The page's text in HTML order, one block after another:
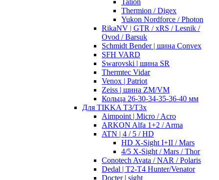
Talion
Thermion / Digex
Yukon Nordforce / Photon
RikaNV | GTR / xRS / Lesnik /
Ovod / Barsuk
Schmidt Bender | шина Convex
SFH VARD
Swarovski | шина SR
Thermtec Vidar
Venox | Patriot
Zeiss | шина ZM/VM
Кольца 26-30-34-35-36-40 мм
Для TIKKA T3/T3x
Aimpoint | Micro / Acro
ARKON Alfa 1+2 / Arma
ATN | 4 / 5 / HD
HD X-Sight I+II / Mars
4/5 X-Sight / Mars / Thor
Conotech Avata / NAR / Polaris
Dedal | T2-T4 Hunter/Venator
Docter | sight